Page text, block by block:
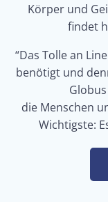
Körper und
findet
“Das Tolle an
benötigt und
die Menschen
Wichtigste: